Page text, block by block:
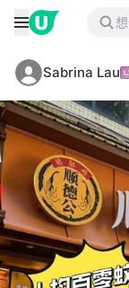
Sabrina Lau